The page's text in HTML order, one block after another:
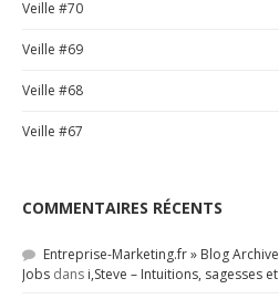
Veille #70
Veille #69
Veille #68
Veille #67
COMMENTAIRES RÉCENTS
Entreprise-Marketing.fr » Blog
Jobs dans i,Steve – Intuitions, sagesses